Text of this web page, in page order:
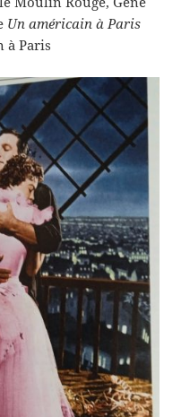
Un américain à Paris
à Paris